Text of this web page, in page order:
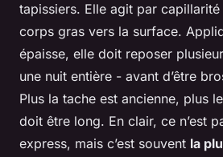
tapissiers. Elle agit par
corps gras vers la surface.
épaisse, elle doit reposer
une nuit entière - avant d’être
Plus la tache est ancienne, plus
doit être long. En clair, ce n’est
express, mais c’est souvent la